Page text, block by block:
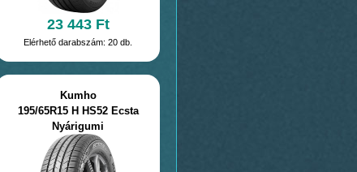
23 443 Ft
Elérhető darabszám: 20 db.
Kumho
195/65R15 H HS52 Ecsta
Nyárigumi